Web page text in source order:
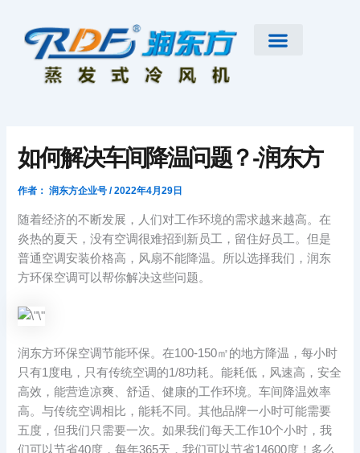
如何解决车间降温问题？-润东方
作者： 润东方企业号/2022年4月29日
随着经济的不断发展，人们对工作环境的需求越来越高。在
炎热的夏天，没有空调很难招到新员工，留住好员工。但是
普通空调安装价格高，风扇不能降温。所以选择我们，润东
方环保空调可以帮你解决这些问题。
润东方环保空调节能环保。在100-150㎡的地方降温，每小时
只有1度电，只有传统空调的1/8功耗。能耗低，风速高，安全
高效，能营造凉爽、舒适、健康的工作环境。车间降温效率
高。与传统空调相比，能耗不同。其他品牌一小时可能需要
五度，但我们只需要一次。如果我们每天工作10个小时，我
们可以节省40度，每年365天，我们可以节省14600度！多么